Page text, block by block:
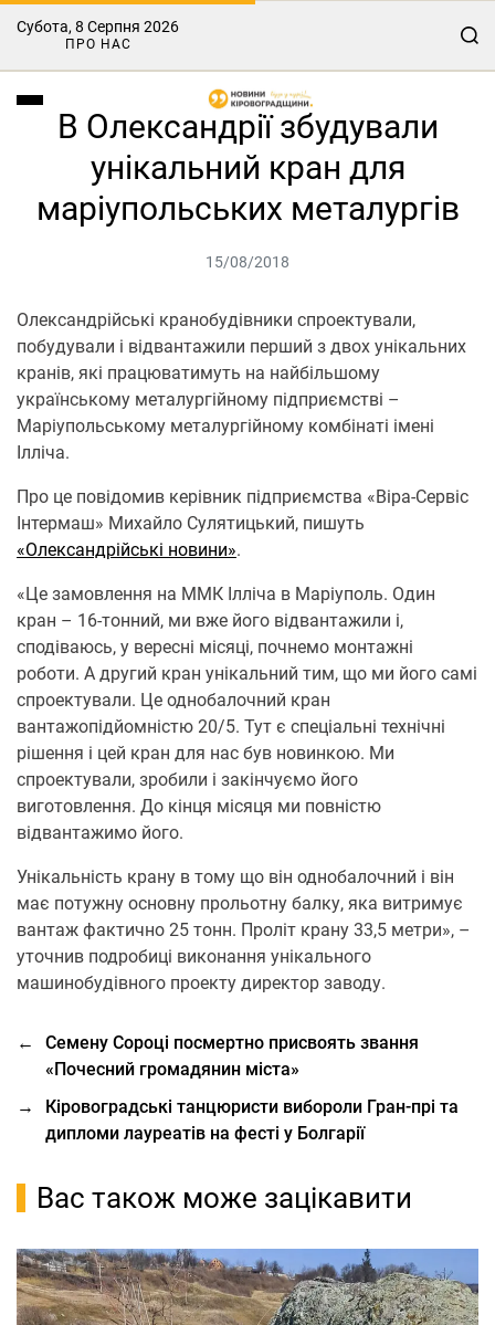
Субота, 8 Серпня 2026
ПРО НАС
В Олександрії збудували
унікальний кран для
маріупольських металургів
15/08/2018
Олександрійські кранобудівники спроектували,
побудували і відвантажили перший з двох унікальних
кранів, які працюватимуть на найбільшому
українському металургійному підприємстві –
Маріупольському металургійному комбінаті імені
Ілліча.
Про це повідомив керівник підприємства «Віра-Сервіс
Інтермаш» Михайло Сулятицький, пишуть
«Олександрійські новини».
«Це замовлення на ММК Ілліча в Маріуполь. Один
кран – 16-тонний, ми вже його відвантажили і,
сподіваюсь, у вересні місяці, почнемо монтажні
роботи. А другий кран унікальний тим, що ми його самі
спроектували. Це однобалочний кран
вантажопідйомністю 20/5. Тут є спеціальні технічні
рішення і цей кран для нас був новинкою. Ми
спроектували, зробили і закінчуємо його
виготовлення. До кінця місяця ми повністю
відвантажимо його.
Унікальність крану в тому що він однобалочний і він
має потужну основну прольотну балку, яка витримує
вантаж фактично 25 тонн. Проліт крану 33,5 метри», –
уточнив подробиці виконання унікального
машинобудівного проекту директор заводу.
←
Семену Сороці посмертно присвоять звання
«Почесний громадянин міста»
→
Кіровоградські танцюристи вибороли Гран-прі та
дипломи лауреатів на фесті у Болгарії
Вас також може зацікавити